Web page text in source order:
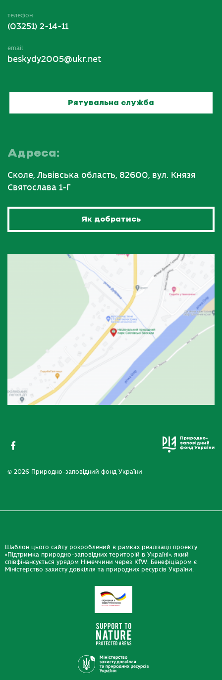
телефон
(03251) 2-14-11
email
beskydy2005@ukr.net
Рятувальна служба
Адреса:
Сколе, Львівська область, 82600, вул. Князя
Святослава 1-Г
Як добратись
© 2026 Природно-заповідний фонд України
Шаблон цього сайту розроблений в рамках реалізації проекту
«Підтримка природно-заповідних територій в Україні», який
співфінансується урядом Німеччини через KfW. Бенефіціаром є
Міністерство захисту довкілля та природних ресурсів України.